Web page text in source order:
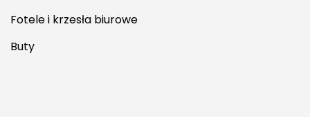
Fotele i krzesła biurowe
Buty